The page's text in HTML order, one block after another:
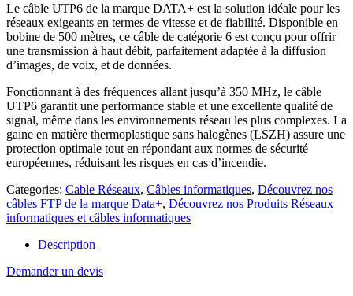
Le câble UTP6 de la marque DATA+ est la solution idéale pour les
réseaux exigeants en termes de vitesse et de fiabilité. Disponible en
bobine de 500 mètres, ce câble de catégorie 6 est conçu pour offrir
une transmission à haut débit, parfaitement adaptée à la diffusion
d’images, de voix, et de données.
Fonctionnant à des fréquences allant jusqu’à 350 MHz, le câble
UTP6 garantit une performance stable et une excellente qualité de
signal, même dans les environnements réseau les plus complexes. La
gaine en matière thermoplastique sans halogènes (LSZH) assure une
protection optimale tout en répondant aux normes de sécurité
européennes, réduisant les risques en cas d’incendie.
Categories: Cable Réseaux, Câbles informatiques, Découvrez nos
câbles FTP de la marque Data+, Découvrez nos Produits Réseaux
informatiques et câbles informatiques
Description
Demander un devis